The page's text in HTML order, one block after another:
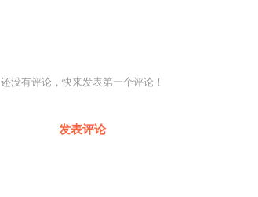
还没有评论，快来发表第一个评论！
发表评论